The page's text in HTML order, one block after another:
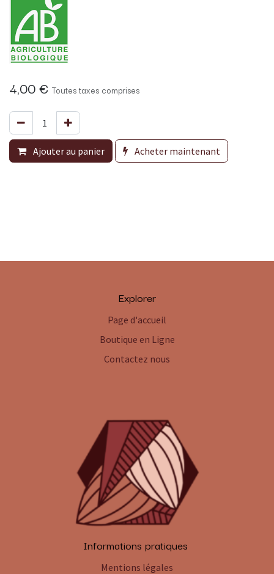
4,00€ Toutes taxes comprises
Ajouter au panier Acheter maintenant
Explorer
Page d'accueil
Boutique en Ligne
Contactez nous
Informations pratiques
Mentions légales